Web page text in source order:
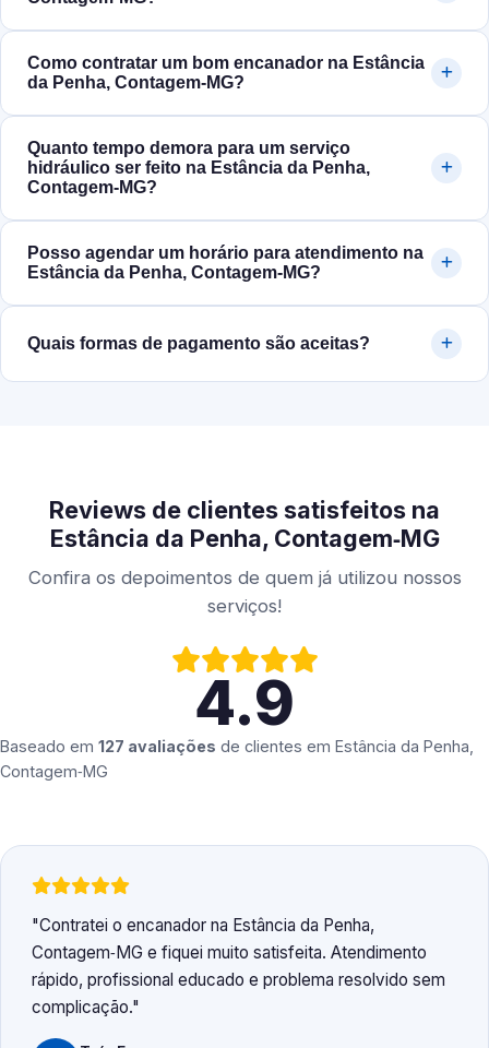
Como contratar um bom encanador na Estância
da Penha, Contagem‑MG?
Quanto tempo demora para um serviço
hidráulico ser feito na Estância da Penha,
Contagem‑MG?
Posso agendar um horário para atendimento na
Estância da Penha, Contagem‑MG?
Quais formas de pagamento são aceitas?
Reviews de clientes satisfeitos na
Estância da Penha, Contagem‑MG
Confira os depoimentos de quem já utilizou nossos
serviços!
4.9
Baseado em 127 avaliações de clientes em Estância da Penha,
Contagem‑MG
Contratei o encanador na Estância da Penha,
Contagem‑MG e fiquei muito satisfeita. Atendimento
rápido, profissional educado e problema resolvido sem
complicação.